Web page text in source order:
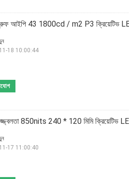
আইপি 43 1800cd / m2 P3 ক্রিয়েটিভ
18 10:00:44
850nits 240 * 120 মিমি ক্রিয়েটিভ
17 11:00:40